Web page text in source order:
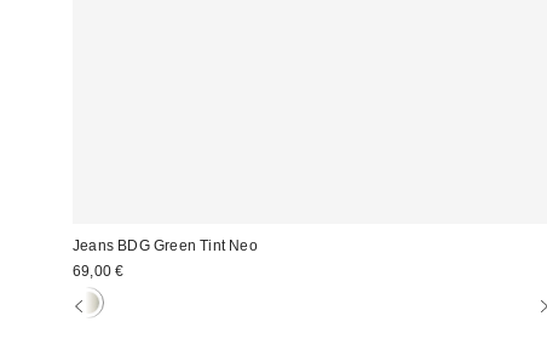
Jeans BDG Green Tint Neo
69,00 €